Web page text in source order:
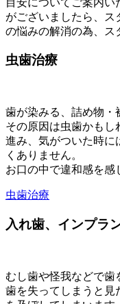
がございましたら、ス
の悩みの解消の為、ス
虫歯治療
歯が染みる、詰め物・
その原因は虫歯かもし
進み、気がついた時に
くありません。
お口の中で違和感を感
虫歯治療
入れ歯、インプラ
むし歯や怪我などで歯
歯を失ってしまうと見